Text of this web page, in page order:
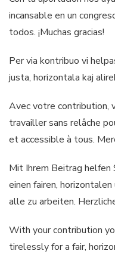
incansable en un
todos. ¡Muchas gracias!
Per via kontribuo vi
justa, horizontala kaj
Avec votre contribution,
travailler sans relâche
et accessible à tous.
Mit Ihrem Beitrag helfen
einen fairen,
alle zu arbeiten.
With your contribution
tirelessly for a fair,